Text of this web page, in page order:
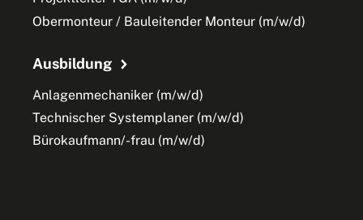
Obermonteur / Bauleitender Monteur (m/w/d)
Ausbildung
Anlagenmechaniker (m/w/d)
Technischer Systemplaner (m/w/d)
Bürokaufmann/-frau (m/w/d)